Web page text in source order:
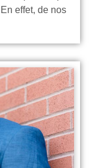
effet, de nos